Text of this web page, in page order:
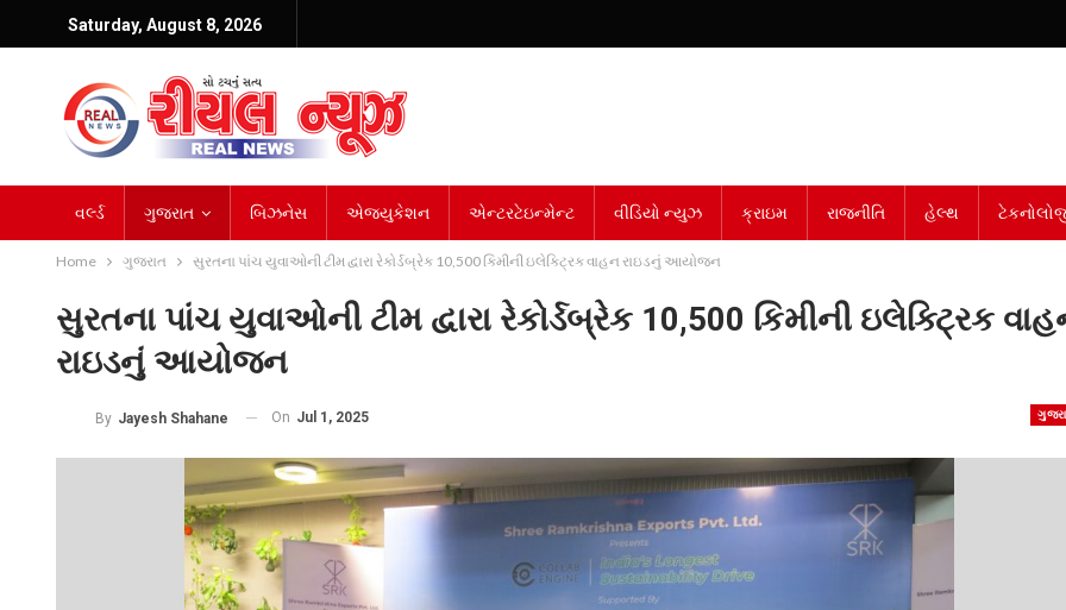
Saturday, August 8, 2026
વર્લ્ડ ગુજરાત બિઝનેસ એજ્યુકેશન એન્ટરટેઇન્મેન્ટ વીડિયો ન્યુઝ ક્રાઇમ રાજનીતિ હેલ્થ
Home ગુજરાત સુરતના પાંચ યુવાઓની ટીમ દ્વારા રેકોર્ડબ્રેક 10,500 કિમીની ઇલેક્ટ્રિક વાહન રાઇડનું આયોજન
સુરતના પાંચ યુવાઓની ટીમ દ્વારા રેકોર્ડબ્રેક 10,500 કિમીની ઇલેક્ટ્રિક
રાઇડનું આયોજન
By Jayesh Shahane On Jul 1, 2025